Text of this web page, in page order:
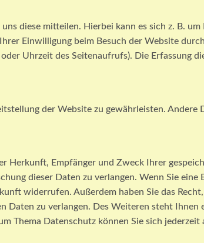
diese mitteilen. Hierbei kann es sich z. B.
Einwilligung beim Besuch der Website
Uhrzeit des Seitenaufrufs). Die Erfassung
der Website zu gewährleisten. Andere
Herkunft, Empfänger und Zweck Ihrer
dieser Daten zu verlangen. Wenn Sie
widerrufen. Außerdem haben Sie das
Daten zu verlangen. Des Weiteren steht
Thema Datenschutz können Sie sich jederzeit